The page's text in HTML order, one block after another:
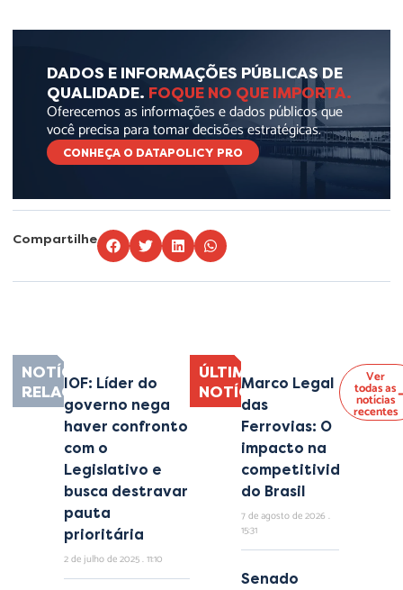
DADOS E INFORMAÇÕES PÚBLICAS DE
QUALIDADE. FOQUE NO QUE IMPORTA.
Oferecemos as informações e dados públicos que
você precisa para tomar decisões estratégicas.
CONHEÇA O DATAPOLICY PRO
Compartilhe
NOTÍCIAS
RELACIONADAS
IOF: Líder do
governo nega
haver confronto
com o
Legislativo e
busca destravar
pauta
prioritária
2 de julho de 2025 11:10
ÚLTIMAS
NOTÍCIASMarco Legal
das
Ferrovias: O
impacto na
competitividade
do Brasil
7 de agosto de 2026
15:31
Senado
Ver
todas as
notícias
recentes